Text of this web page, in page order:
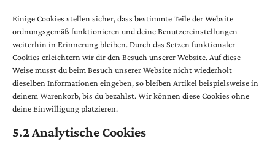
Einige Cookies stellen sicher, dass bestimmte Teile der Website
ordnungsgemäß funktionieren und deine Benutzereinstellungen
weiterhin in Erinnerung bleiben. Durch das Setzen funktionaler
Cookies erleichtern wir dir den Besuch unserer Website. Auf diese
Weise musst du beim Besuch unserer Website nicht wiederholt
dieselben Informationen eingeben, so bleiben Artikel beispielsweise in
deinem Warenkorb, bis du bezahlst. Wir können diese Cookies ohne
deine Einwilligung platzieren.
5.2 Analytische Cookies